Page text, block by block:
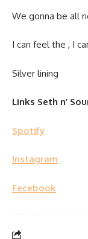
We gonna be all
I can feel the , I
Silver lining
Links Seth n’
Spotify
Instagram
Fecebook